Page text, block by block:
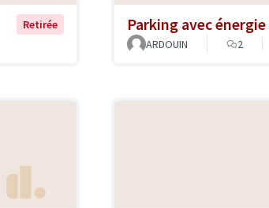
Retirée
Parking avec
ARDOUIN
2